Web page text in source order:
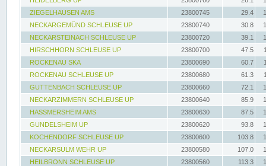
ZIEGELHAUSEN AMS
23800745 29.4
NECKARGEMÜND SCHLEUSE UP
23800740 30.8
NECKARSTEINACH SCHLEUSE UP
23800720 39.1
HIRSCHHORN SCHLEUSE UP
23800700 47.5
ROCKENAU SKA
23800690 60.7
ROCKENAU SCHLEUSE UP
23800680 61.3
GUTTENBACH SCHLEUSE UP
23800660 72.1
NECKARZIMMERN SCHLEUSE UP
23800640 85.9
HASSMERSHEIM AMS
23800630 87.5
GUNDELSHEIM UP
23800620 93.8
KOCHENDORF SCHLEUSE UP
23800600 103.8
NECKARSULM WEHR UP
23800580 107.0
HEILBRONN SCHLEUSE UP
23800560 113.3